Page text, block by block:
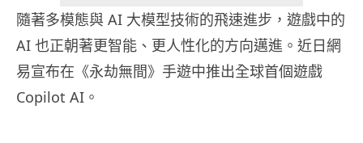
隨著多模態與 AI 大模型技術的飛速進步，遊戲中的
AI 也正朝著更智能、更人性化的方向邁進。近日網
易宣布在《永劫無間》手遊中推出全球首個遊戲
Copilot AI。